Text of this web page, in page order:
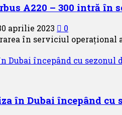
A220 – 300 intră
aprilie 2023
0
în serviciul operațional
Dubai începând cu sezonul
în Dubai începând cu